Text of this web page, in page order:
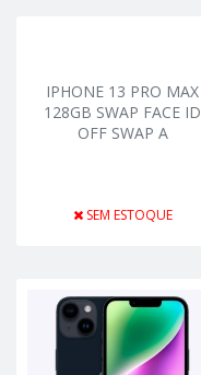
IPHONE 13 PRO MAX
128GB SWAP FACE ID
OFF SWAP A
SEM ESTOQUE